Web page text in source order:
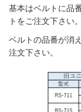
基本はベルトに品
トをご注文下さい。
ベルトの品番が消
注文下さい。